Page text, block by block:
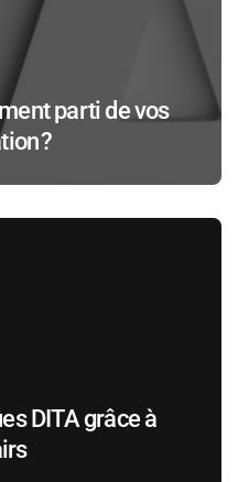
parti de vos
?
DITA grâce à